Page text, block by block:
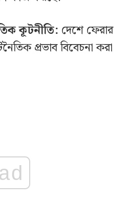
কূটনীতি: দেশে ফেরার
প্রভাব বিবেচনা করা
ad